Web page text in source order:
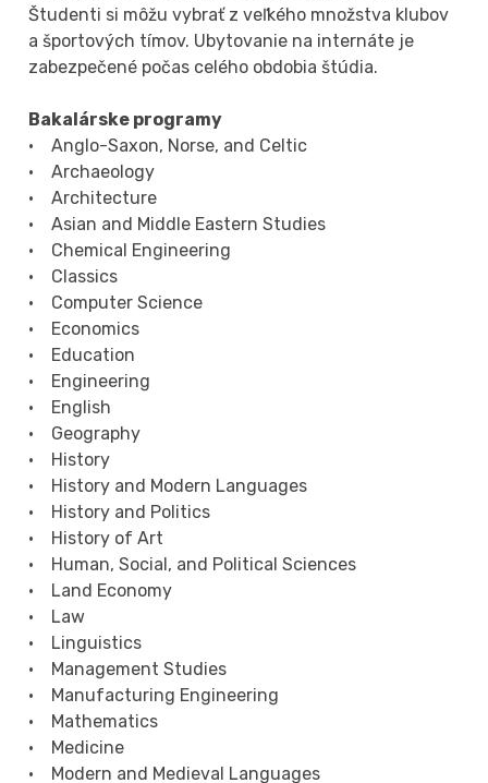
Študenti si môžu vybrať z veľkého množstva klubov
a športových tímov. Ubytovanie na internáte je
zabezpečené počas celého obdobia štúdia.
Bakalárske programy
• Anglo-Saxon, Norse, and Celtic
• Archaeology
• Architecture
• Asian and Middle Eastern Studies
• Chemical Engineering
• Classics
• Computer Science
• Economics
• Education
• Engineering
• English
• Geography
• History
• History and Modern Languages
• History and Politics
• History of Art
• Human, Social, and Political Sciences
• Land Economy
• Law
• Linguistics
• Management Studies
• Manufacturing Engineering
• Mathematics
• Medicine
• Modern and Medieval Languages